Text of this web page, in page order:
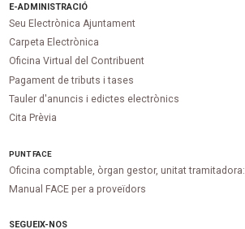
E-ADMINISTRACIÓ
Seu Electrònica Ajuntament
Carpeta Electrònica
Oficina Virtual del Contribuent
Pagament de tributs i tases
Tauler d'anuncis i edictes electrònics
Cita Prèvia
PUNTFACE
Oficina comptable, òrgan gestor, unitat tramitadora:
Manual FACE per a proveïdors
SEGUEIX-NOS